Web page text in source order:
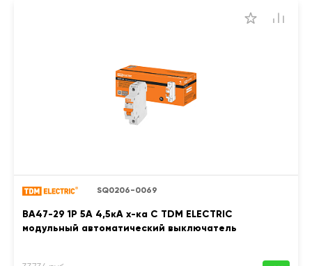
SQ0206-0069
ВА47-29 1Р 5А 4,5кА х-ка С TDM ELECTRIC
модульный автоматический выключатель